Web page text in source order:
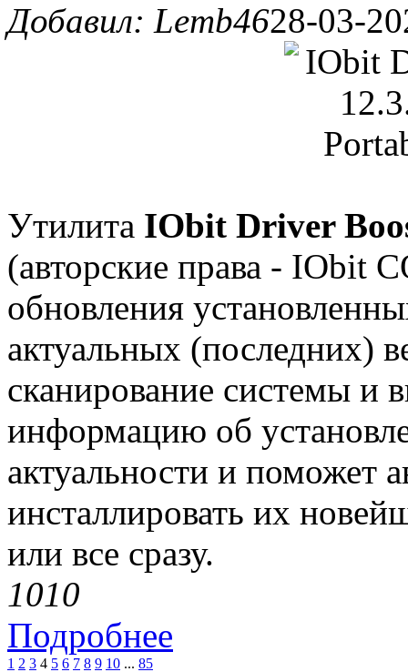
Добавил: Lemb4628-03-
Утилита IObit Driver
(авторские права - IObit
обновления
актуальных (последних)
сканирование системы и
информацию об
актуальности и поможет
инсталлировать их
или все сразу.
1010
Подробнее
1 2 3 4 5 6 7 8 9 10 ... 85